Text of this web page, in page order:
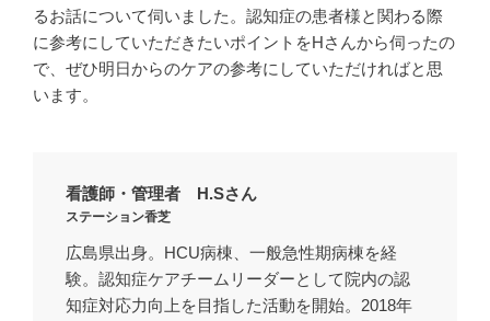
るお話について伺いました。認知症の患者様と関わる際
に参考にしていただきたいポイントをHさんから伺ったの
で、ぜひ明日からのケアの参考にしていただければと思
います。
看護師・管理者 H.Sさん
ステーション香芝
広島県出身。HCU病棟、一般急性期病棟を経
験。認知症ケアチームリーダーとして院内の認
知症対応力向上を目指した活動を開始。2018年